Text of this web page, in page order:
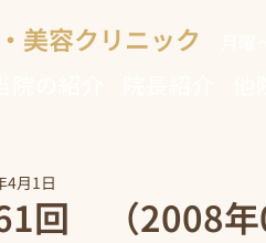
美容クリニック
回 （2008年
4月1日